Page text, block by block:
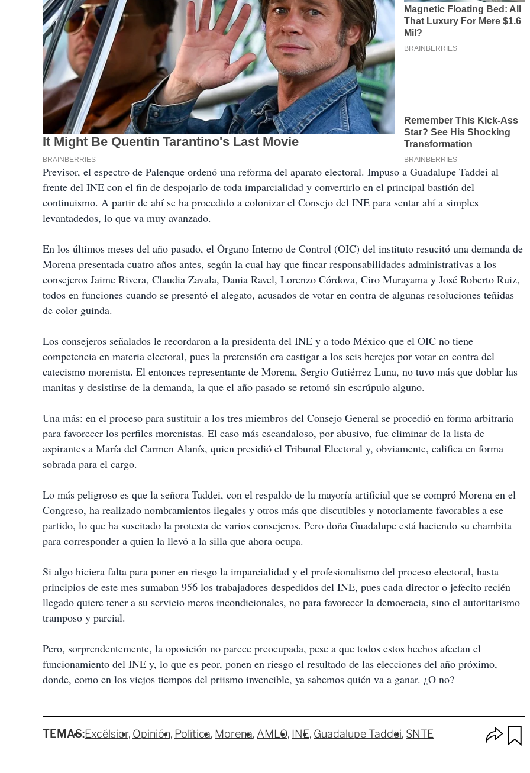
Previsor, el espectro de Palenque ordenó una reforma del aparato electoral. Impuso a Guadalupe Taddei al
frente del INE con el fin de despojarlo de toda imparcialidad y convertirlo en el principal bastión del
continuismo. A partir de ahí se ha procedido a colonizar el Consejo del INE para sentar ahí a simples
levantadedos, lo que va muy avanzado.
En los últimos meses del año pasado, el Órgano Interno de Control (OIC) del instituto resucitó una demanda de
Morena presentada cuatro años antes, según la cual hay que fincar responsabilidades administrativas a los
consejeros Jaime Rivera, Claudia Zavala, Dania Ravel, Lorenzo Córdova, Ciro Murayama y José Roberto Ruiz,
todos en funciones cuando se presentó el alegato, acusados de votar en contra de algunas resoluciones teñidas
de color guinda.
Los consejeros señalados le recordaron a la presidenta del INE y a todo México que el OIC no tiene
competencia en materia electoral, pues la pretensión era castigar a los seis herejes por votar en contra del
catecismo morenista. El entonces representante de Morena, Sergio Gutiérrez Luna, no tuvo más que doblar las
manitas y desistirse de la demanda, la que el año pasado se retomó sin escrúpulo alguno.
Una más: en el proceso para sustituir a los tres miembros del Consejo General se procedió en forma arbitraria
para favorecer los perfiles morenistas. El caso más escandaloso, por abusivo, fue eliminar de la lista de
aspirantes a María del Carmen Alanís, quien presidió el Tribunal Electoral y, obviamente, califica en forma
sobrada para el cargo.
Lo más peligroso es que la señora Taddei, con el respaldo de la mayoría artificial que se compró Morena en el
Congreso, ha realizado nombramientos ilegales y otros más que discutibles y notoriamente favorables a ese
partido, lo que ha suscitado la protesta de varios consejeros. Pero doña Guadalupe está haciendo su chambita
para corresponder a quien la llevó a la silla que ahora ocupa.
Si algo hiciera falta para poner en riesgo la imparcialidad y el profesionalismo del proceso electoral, hasta
principios de este mes sumaban 956 los trabajadores despedidos del INE, pues cada director o jefecito recién
llegado quiere tener a su servicio meros incondicionales, no para favorecer la democracia, sino el autoritarismo
tramposo y parcial.
Pero, sorprendentemente, la oposición no parece preocupada, pese a que todos estos hechos afectan el
funcionamiento del INE y, lo que es peor, ponen en riesgo el resultado de las elecciones del año próximo,
donde, como en los viejos tiempos del priismo invencible, ya sabemos quién va a ganar. ¿O no?
TEMAS:Excélsior Opinión Política Morena AMLO INE Guadalupe Taddei SNTE
p